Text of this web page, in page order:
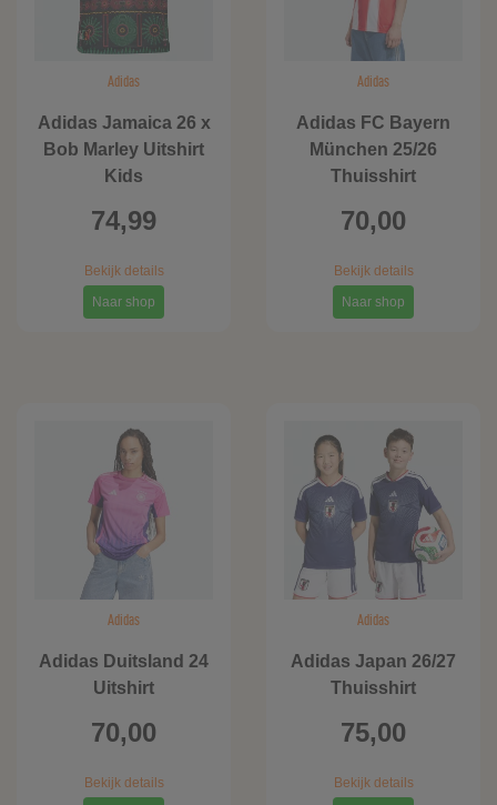
Adidas
Adidas Jamaica 26 x
Bob Marley Uitshirt
Kids
74,99
Bekijk details
Naar shop
Adidas
Adidas FC Bayern
München 25/26
Thuisshirt
70,00
Bekijk details
Naar shop
Adidas
Adidas Duitsland 24
Uitshirt
70,00
Bekijk details
Adidas
Adidas Japan 26/27
Thuisshirt
75,00
Bekijk details